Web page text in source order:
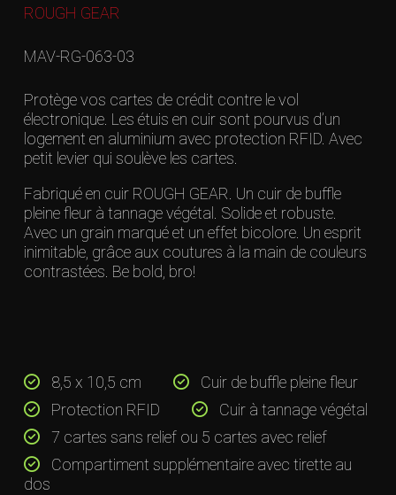
ROUGH GEAR
MAV-RG-063-03
Protège vos cartes de crédit contre le vol
électronique. Les étuis en cuir sont pourvus d’un
logement en aluminium avec protection RFID. Avec
petit levier qui soulève les cartes.
Fabriqué en cuir ROUGH GEAR. Un cuir de buffle
pleine fleur à tannage végétal. Solide et robuste.
Avec un grain marqué et un effet bicolore. Un esprit
inimitable, grâce aux coutures à la main de couleurs
contrastées. Be bold, bro!
8,5 x 10,5 cm
Cuir de buffle pleine fleur
Protection RFID
Cuir à tannage végétal
7 cartes sans relief ou 5 cartes avec relief
Compartiment supplémentaire avec tirette au
dos